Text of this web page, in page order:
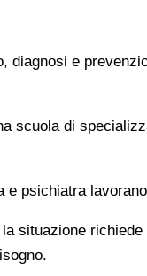
diagnosi e
scuola di
psichiatra
situazione